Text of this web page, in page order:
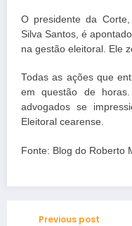
O presidente da
Silva Santos, é
na gestão eleitoral. Ele
Todas as ações que
em questão de
advogados se
Eleitoral cearense.
Fonte: Blog do Roberto
Previous post